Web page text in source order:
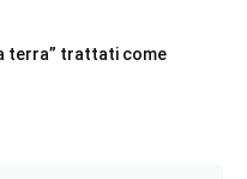
terra” trattati come